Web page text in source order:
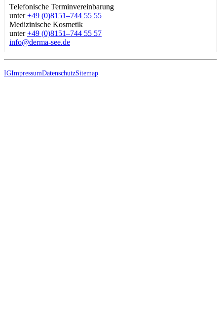
Telefonische Terminvereinbarung
unter+49 (0)8151–744 55 55
Medizinische Kosmetik
unter+49 (0)8151–744 55 57
ed.ees-amred@ofni
IGImpressumDatenschutzSitemap